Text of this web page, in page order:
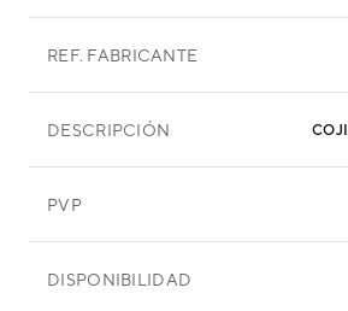
REF. FABRICANTE
DESCRIPCIÓN
PVP
DISPONIBILIDAD